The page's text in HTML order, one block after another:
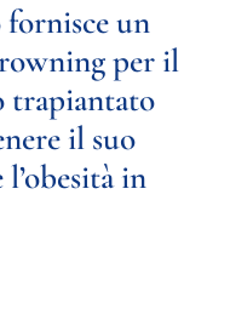
un
per il
trapiantato
il suo
in